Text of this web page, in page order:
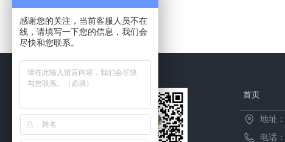
首页
地址：
电话：
感谢您的关注，当前客服人员不在
线，请填写一下您的信息，我们会
尽快和您联系。